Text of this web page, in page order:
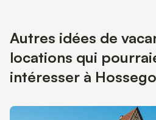
Autres idées de
locations qui
intéresser à